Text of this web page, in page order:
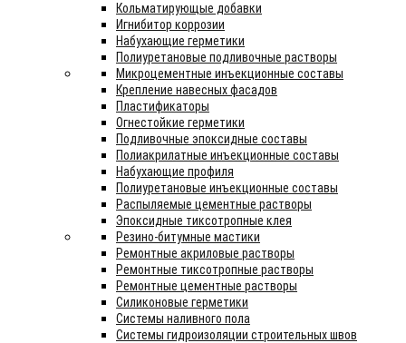
Кольматирующые добавки
Игнибитор коррозии
Набухающие герметики
Полиуретановые подливочные растворы
Микроцементные инъекционные составы
Крепление навесных фасадов
Пластификаторы
Огнестойкие герметики
Подливочные эпоксидные составы
Полиакрилатные инъекционные составы
Набухающие профиля
Полиуретановые инъекционные составы
Распыляемые цементные растворы
Эпоксидные тиксотропные клея
Резино-битумные мастики
Ремонтные акриловые растворы
Ремонтные тиксотропные растворы
Ремонтные цементные растворы
Силиконовые герметики
Системы наливного пола
Системы гидроизоляции строительных швов